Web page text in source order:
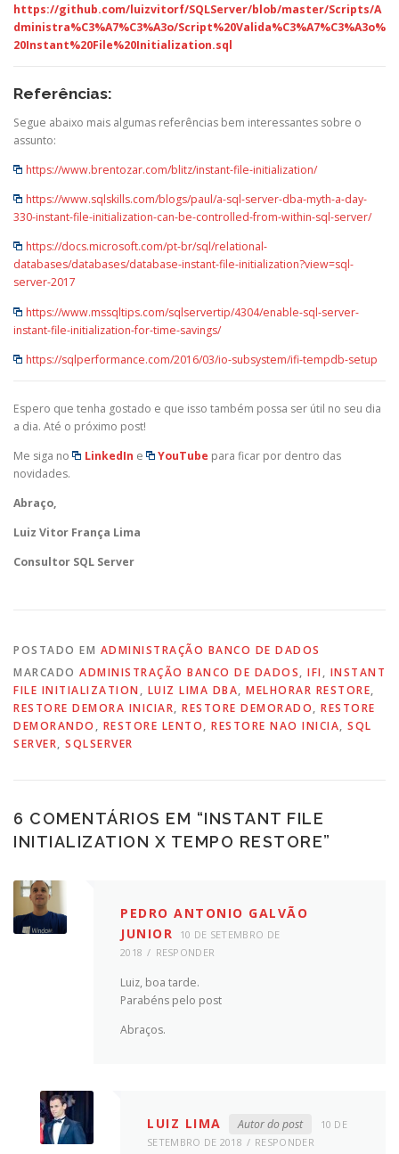
https://github.com/luizvitorf/SQLServer/blob/master/Scripts/A
dministra%C3%A7%C3%A3o/Script%20Valida%C3%A7%C3%A3o%
20Instant%20File%20Initialization.sql
Referências:
Segue abaixo mais algumas referências bem interessantes sobre o
assunto:
https://www.brentozar.com/blitz/instant-file-initialization/
https://www.sqlskills.com/blogs/paul/a-sql-server-dba-myth-a-day-
330-instant-file-initialization-can-be-controlled-from-within-sql-server/
https://docs.microsoft.com/pt-br/sql/relational-
databases/databases/database-instant-file-initialization?view=sql-
server-2017
https://www.mssqltips.com/sqlservertip/4304/enable-sql-server-
instant-file-initialization-for-time-savings/
https://sqlperformance.com/2016/03/io-subsystem/ifi-tempdb-setup
Espero que tenha gostado e que isso também possa ser útil no seu dia
a dia. Até o próximo post!
Me siga no
LinkedIn e YouTube para ficar por dentro das
novidades.
Abraço,
Luiz Vitor França Lima
Consultor SQL Server
POSTADO EM ADMINISTRAÇÃO BANCO DE DADOS
MARCADO ADMINISTRAÇÃO BANCO DE DADOS, IFI, INSTANT
FILE INITIALIZATION, LUIZ LIMA DBA, MELHORAR RESTORE,
RESTORE DEMORA INICIAR, RESTORE DEMORADO, RESTORE
DEMORANDO, RESTORE LENTO, RESTORE NAO INICIA, SQL
SERVER, SQLSERVER
6 COMENTÁRIOS EM “INSTANT FILE
INITIALIZATION X TEMPO RESTORE”
PEDRO ANTONIO GALVÃO
JUNIOR
10 DE SETEMBRO DE
2018
RESPONDER
Luiz, boa tarde.
Parabéns pelo post
Abraços.
LUIZ LIMA Autor do post
10 DE
SETEMBRO DE 2018
RESPONDER